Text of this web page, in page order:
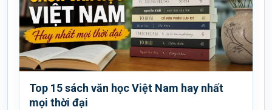
Top 15 sách văn học Việt Nam hay nhất
mọi thời đại